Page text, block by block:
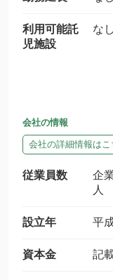
利用可能託
児施設
なし
会社の情報
会社の詳細情報はこ
従業員数
企
人
設立年 平
資本金 記